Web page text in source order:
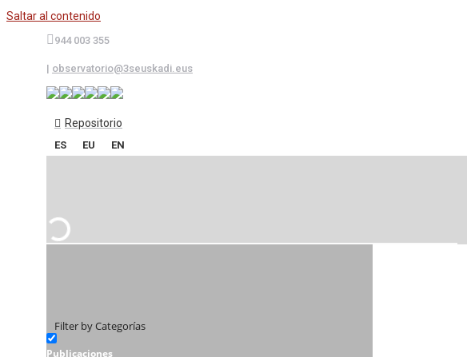
Saltar al contenido
944 003 355
| observatorio@3seuskadi.eus
Repositorio
ES EU EN
Filter by Categorías
Publicaciones